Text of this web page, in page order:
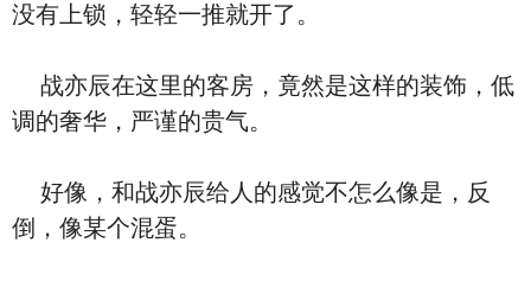
没有上锁，轻轻一推就开了。
战亦辰在这里的客房，竟然是这样的装饰，低
调的奢华，严谨的贵气。
好像，和战亦辰给人的感觉不怎么像是，反
倒，像某个混蛋。